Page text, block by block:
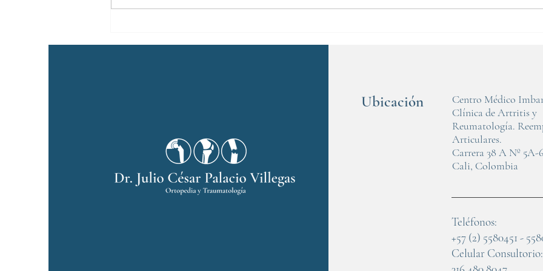
reportada entre el 0.4%...
Ubicación
Centro Médico
Clínica de Artritis y
Reumatología.
Articulares.
Carrera 38 A Nº 5A-
Cali, Colombia
Teléfonos:
+57 (2) 5580451 -
Celular Consultorio: